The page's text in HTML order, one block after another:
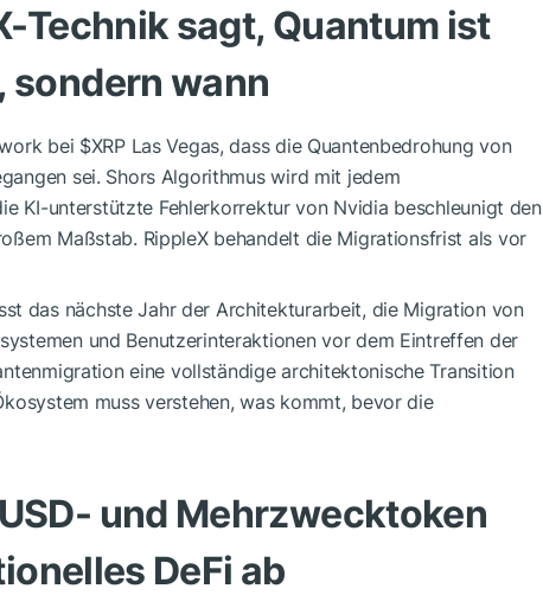
Technik sagt, Quantum ist
sondern wann
bei $XRPLas Vegas, dass die Quantenbedrohung von
sei. Shors Algorithmus wird mit jedem
KI-unterstützte Fehlerkorrektur von Nvidia beschleunigt den
Maßstab. RippleX behandelt die Migrationsfrist als vor
das nächste Jahr der Architekturarbeit, die Migration von
und Benutzerinteraktionen vor dem Eintreffen der
eine vollständige architektonische Transition
muss verstehen, was kommt, bevor die
- und Mehrzwecktoken
DeFi ab